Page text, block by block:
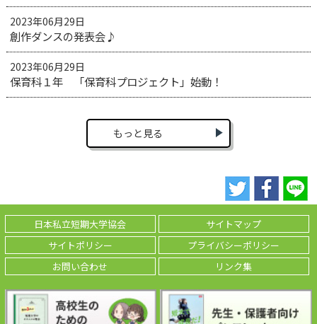
2023年06月29日
創作ダンスの発表会♪
2023年06月29日
保育科１年 「保育科プロジェクト」始動！
もっと見る
日本私立短期大学協会
サイトマップ
サイトポリシー
プライバシーポリシー
お問い合わせ
リンク集